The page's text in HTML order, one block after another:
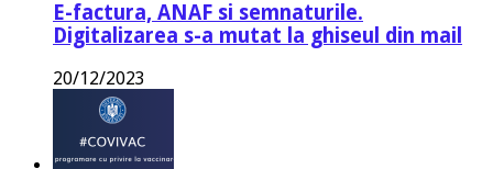
E-factura, ANAF si semnaturile.
Digitalizarea s-a mutat la ghiseul din mail
20/12/2023